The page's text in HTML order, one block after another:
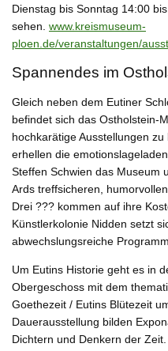
Dienstag bis Sonntag 14:00
sehen. www.kreismuseum-
ploen.de/veranstaltungen/
Spannendes im
Gleich neben dem Eutiner
befindet sich das Ostholstein-
hochkarätige Ausstellungen
erhellen die
Steffen Schwien das Museum
Ards treffsicheren,
Drei ??? kommen auf ihre
Künstlerkolonie Nidden setzt
abwechslungsreiche
Um Eutins Historie geht es in
Obergeschoss mit dem
Goethezeit / Eutins Blütezeit
Dauerausstellung bilden
Dichtern und Denkern der